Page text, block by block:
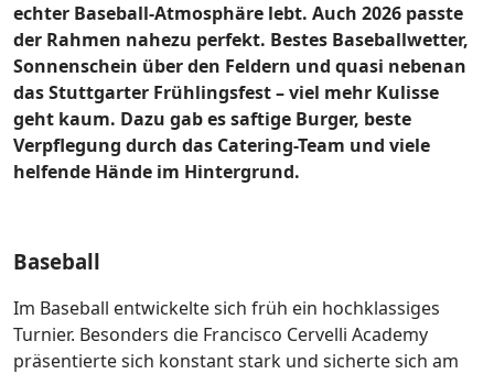
echter Baseball-Atmosphäre lebt. Auch 2026 passte
der Rahmen nahezu perfekt. Bestes Baseballwetter,
Sonnenschein über den Feldern und quasi nebenan
das Stuttgarter Frühlingsfest – viel mehr Kulisse
geht kaum. Dazu gab es saftige Burger, beste
Verpflegung durch das Catering-Team und viele
helfende Hände im Hintergrund.
Baseball
Im Baseball entwickelte sich früh ein hochklassiges
Turnier. Besonders die Francisco Cervelli Academy
präsentierte sich konstant stark und sicherte sich am